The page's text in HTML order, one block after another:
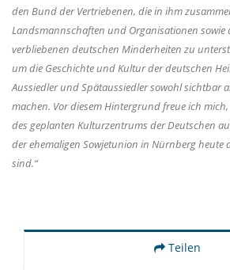
den Bund der Vertriebenen, die in ihm
Landsmannschaften und Organisationen sowie
verbliebenen deutschen Minderheiten zu
um die Geschichte und Kultur der deutschen
Aussiedler und Spätaussiedler sowohl sichtbar
machen. Vor diesem Hintergrund freue ich
des geplanten Kulturzentrums der Deutschen
der ehemaligen Sowjetunion in Nürnberg heute
sind.“
Teilen